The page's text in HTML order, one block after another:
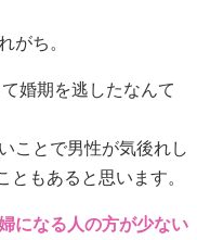
がち。
婚期を逃したなんて
ことで男性が気後れし
もあると思います。
になる人の方が少ない